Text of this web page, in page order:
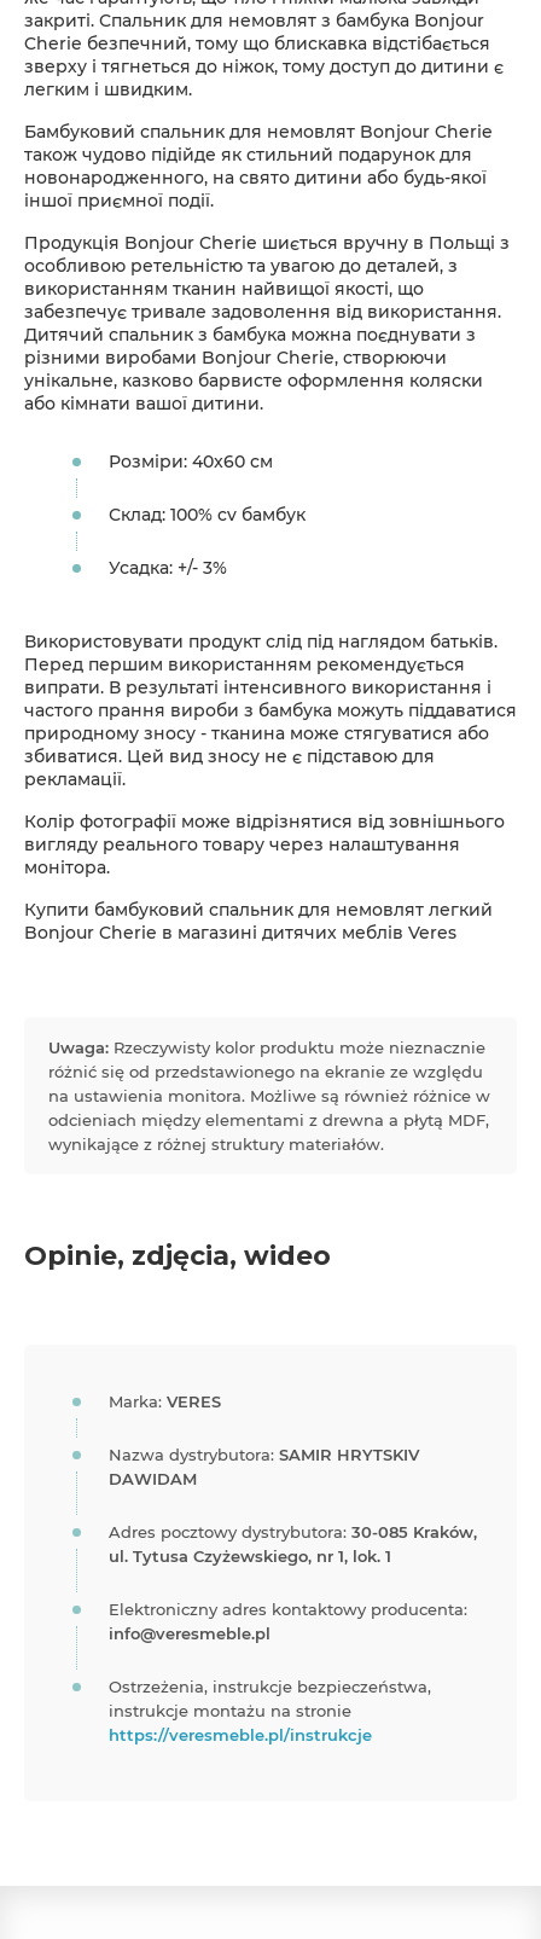
закриті. Спальник для немовлят з бамбука Bonjour
Cherie безпечний, тому що блискавка відстібається
зверху і тягнеться до ніжок, тому доступ до дитини є
легким і швидким.
Бамбуковий спальник для немовлят Bonjour Cherie
також чудово підійде як стильний подарунок для
новонародженного, на свято дитини або будь-якої
іншої приємної події.
Продукція Bonjour Cherie шиється вручну в Польщі з
особливою ретельністю та увагою до деталей, з
використанням тканин найвищої якості, що
забезпечує тривале задоволення від використання.
Дитячий спальник з бамбука можна поєднувати з
різними виробами Bonjour Cherie, створюючи
унікальне, казково барвисте оформлення коляски
або кімнати вашої дитини.
Розміри: 40x60 см
Склад: 100% cv бамбук
Усадка: +/- 3%
Використовувати продукт слід під наглядом батьків.
Перед першим використанням рекомендується
випрати. В результаті інтенсивного використання і
частого прання вироби з бамбука можуть піддаватися
природному зносу - тканина може стягуватися або
збиватися. Цей вид зносу не є підставою для
рекламації.
Колір фотографії може відрізнятися від зовнішнього
вигляду реального товару через налаштування
монітора.
Купити бамбуковий спальник для немовлят легкий
Bonjour Cherie в магазині дитячих меблів Veres
Uwaga: Rzeczywisty kolor produktu może nieznacznie
różnić się od przedstawionego na ekranie ze względu
na ustawienia monitora. Możliwe są również różnice w
odcieniach między elementami z drewna a płytą MDF,
wynikające z różnej struktury materiałów.
Opinie, zdjęcia, wideo
Marka: VERES
Nazwa dystrybutora: SAMIR HRYTSKIV
DAWIDAM
Adres pocztowy dystrybutora: 30-085 Kraków,
ul. Tytusa Czyżewskiego, nr 1, lok. 1
Elektroniczny adres kontaktowy producenta:
info@veresmeble.pl
Ostrzeżenia, instrukcje bezpieczeństwa,
instrukcje montażu na stronie
https://veresmeble.pl/instrukcje